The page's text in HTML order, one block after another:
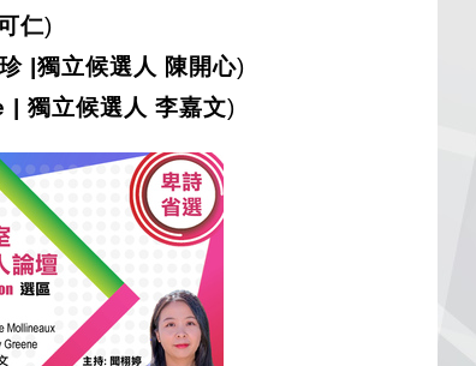
仁)
|獨立候選人 陳開心)
| 獨立候選人 李嘉文)